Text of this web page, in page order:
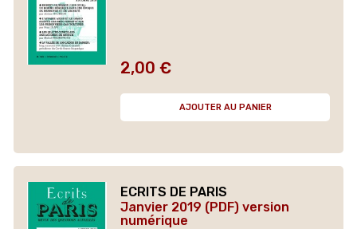
Prix
2,00 €
AJOUTER AU PANIER
ECRITS DE PARIS
Janvier 2019 (PDF) version
numérique